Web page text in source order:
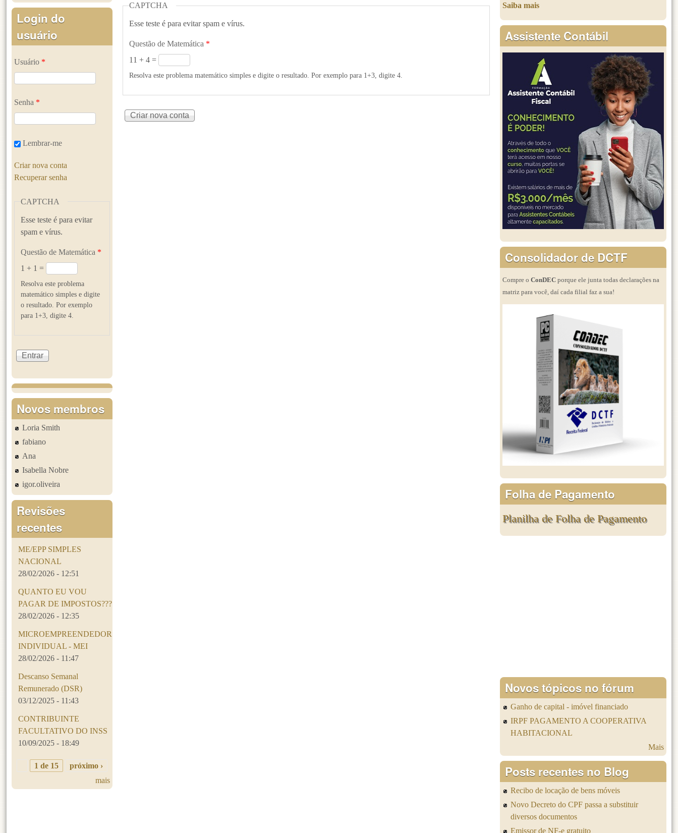
CAPTCHA
Esse teste é para evitar spam e vírus.
Questão de Matemática *
11 + 4 =
Resolva este problema matemático simples e digite o resultado. Por exemplo para 1+3, digite 4.
Login do
usuário
Usuário *
Senha *
Lembrar-me
Criar nova conta
Recuperar senha
CAPTCHA
Esse teste é para evitar
spam e vírus.
Questão de Matemática *
1 + 1 =
Resolva este problema
matemático simples e digite
o resultado. Por exemplo
para 1+3, digite 4.
Novos membros
Loria Smith
fabiano
Ana
Isabella Nobre
igor.oliveira
Revisões
recentes
ME/EPP SIMPLES
NACIONAL
28/02/2026 - 12:51
QUANTO EU VOU
PAGAR DE IMPOSTOS???
28/02/2026 - 12:35
MICROEMPREENDEDOR
INDIVIDUAL - MEI
28/02/2026 - 11:47
Descanso Semanal
Remunerado (DSR)
03/12/2025 - 11:43
CONTRIBUINTE
FACULTATIVO DO INSS
10/09/2025 - 18:49
1 de 15
próximo ›
mais
Saiba mais
Assistente Contábil
Consolidador de DCTF
Compre o ConDEC porque ele junta todas declarações na
matriz para você, daí cada filial faz a sua!
Folha de Pagamento
Planilha de Folha de Pagamento
Novos tópicos no fórum
Ganho de capital - imóvel financiado
IRPF PAGAMENTO A COOPERATIVA
HABITACIONAL
Mais
Posts recentes no Blog
Recibo de locação de bens móveis
Novo Decreto do CPF passa a substituir
diversos documentos
Emissor de NF-e gratuito